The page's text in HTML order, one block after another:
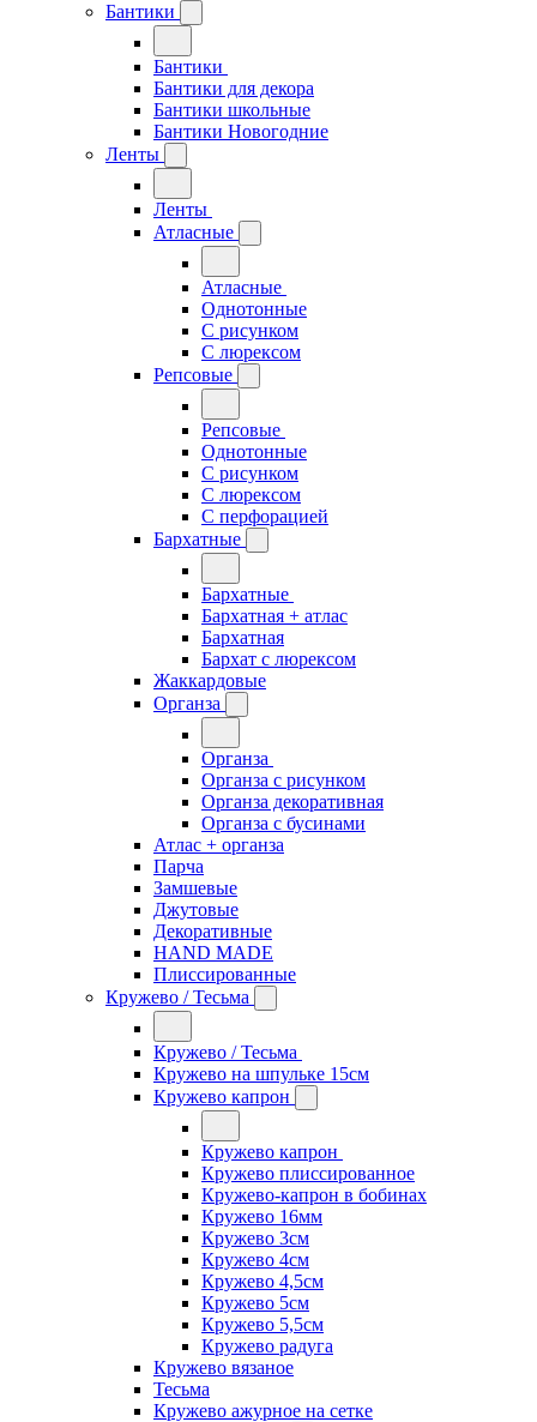
Бантики
Бантики
Бантики для декора
Бантики школьные
Бантики Новогодние
Ленты
Ленты
Атласные
Атласные
Однотонные
С рисунком
С люрексом
Репсовые
Репсовые
Однотонные
С рисунком
С люрексом
С перфорацией
Бархатные
Бархатные
Бархатная + атлас
Бархатная
Бархат с люрексом
Жаккардовые
Органза
Органза
Органза с рисунком
Органза декоративная
Органза с бусинами
Атлас + органза
Парча
Замшевые
Джутовые
Декоративные
HAND MADE
Плиссированные
Кружево / Тесьма
Кружево / Тесьма
Кружево на шпульке 15см
Кружево капрон
Кружево капрон
Кружево плиссированное
Кружево-капрон в бобинах
Кружево 16мм
Кружево 3см
Кружево 4см
Кружево 4,5см
Кружево 5см
Кружево 5,5см
Кружево радуга
Кружево вязаное
Тесьма
Кружево ажурное на сетке